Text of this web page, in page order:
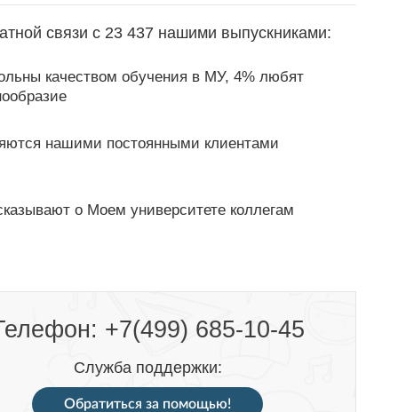
связи с 23 437 нашими выпускниками:
качеством обучения в МУ, 4% любят
нашими постоянными клиентами
о Моем университете коллегам
+7(499) 685-10-45
Служба поддержки:
Обратиться за помощью!